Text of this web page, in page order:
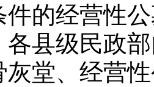
件的经营性
各县级民政
灰堂、经营